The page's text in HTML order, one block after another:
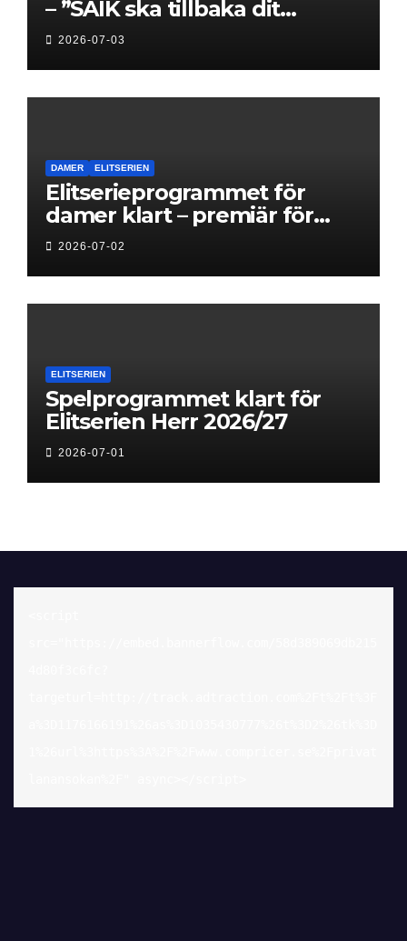
– ”SAIK ska tillbaka dit
klubben hör hemma”
2026-07-03
DAMER ELITSERIEN
Elitserieprogrammet för
damer klart – premiär för
Next Level
2026-07-02
ELITSERIEN
Spelprogrammet klart för
Elitserien Herr 2026/27
2026-07-01